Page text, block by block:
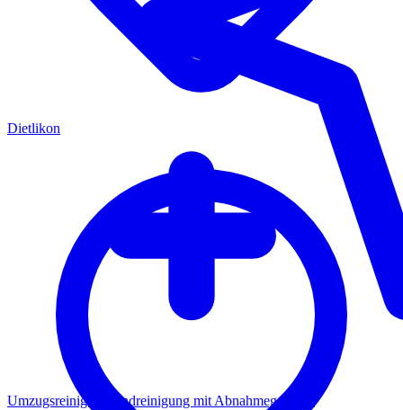
Umzugsreinigung Endreinigung mit Abnahmegarantie
Dietlikon